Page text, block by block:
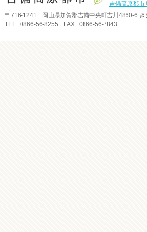
吉備高原都市
〒716-1241 岡山県加賀郡吉備中央町吉川4860-6 き
TEL : 0866-56-8255 FAX : 0866-56-7843